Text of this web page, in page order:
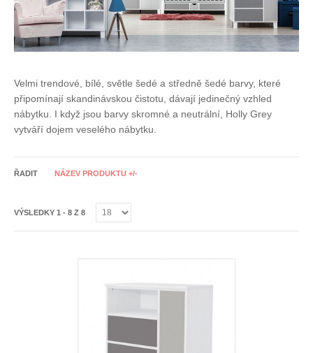
Velmi trendové, bílé, světle šedé a středně šedé barvy, které
připomínají skandinávskou čistotu, dávají jedinečný vzhled
nábytku. I když jsou barvy skromné a neutrální, Holly Grey
vytváří dojem veselého nábytku.
ŘADIT NÁZEV PRODUKTU +/-
VÝSLEDKY 1 - 8 Z 8